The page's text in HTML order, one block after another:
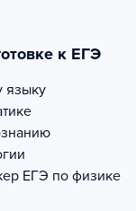
к ЕГЭ
языку
ЕГЭ по физике